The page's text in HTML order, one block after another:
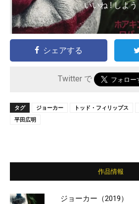
いいね ! しよう
シェアする
Twitter で
タグ ジョーカー トッド・フィリップス
平田広明
作品情報
ジョーカー（2019）